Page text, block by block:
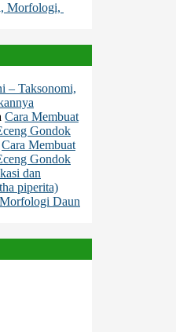
Morfologi,
– Taksonomi,
Cara Membuat
Gondok
Cara Membuat
Gondok
dan
piperita)
Daun